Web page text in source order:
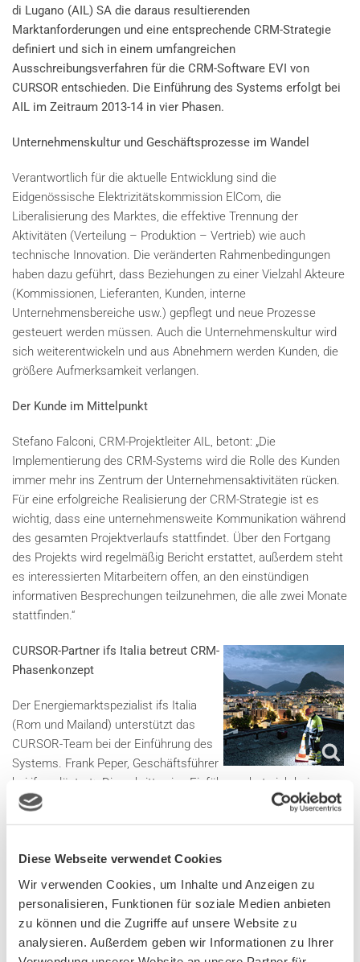
Diese Webseite verwendet Cookies
Wir verwenden Cookies, um Inhalte und Anzeigen zu
personalisieren, Funktionen für soziale Medien anbieten
zu können und die Zugriffe auf unsere Website zu
analysieren. Außerdem geben wir Informationen zu Ihrer
di Lugano (AIL) SA die daraus resultierenden
Marktanforderungen und eine entsprechende CRM-Strategie
definiert und sich in einem umfangreichen
Ausschreibungsverfahren für die CRM-Software EVI von
CURSOR entschieden. Die Einführung des Systems erfolgt bei
AIL im Zeitraum 2013-14 in vier Phasen.
Unternehmenskultur und Geschäftsprozesse im Wandel
Verantwortlich für die aktuelle Entwicklung sind die
Eidgenössische Elektrizitätskommission ElCom, die
Liberalisierung des Marktes, die effektive Trennung der
Aktivitäten (Verteilung – Produktion – Vertrieb) wie auch
technische Innovation. Die veränderten Rahmenbedingungen
haben dazu geführt, dass Beziehungen zu einer Vielzahl Akteure
(Kommissionen, Lieferanten, Kunden, interne
Unternehmensbereiche usw.) gepflegt und neue Prozesse
gesteuert werden müssen. Auch die Unternehmenskultur wird
sich weiterentwickeln und aus Abnehmern werden Kunden, die
größere Aufmerksamkeit verlangen.
Der Kunde im Mittelpunkt
Stefano Falconi, CRM-Projektleiter AIL, betont: „Die
Implementierung des CRM-Systems wird die Rolle des Kunden
immer mehr ins Zentrum der Unternehmensaktivitäten rücken.
Für eine erfolgreiche Realisierung der CRM-Strategie ist es
wichtig, dass eine unternehmensweite Kommunikation während
des gesamten Projektverlaufs stattfindet. Über den Fortgang
des Projekts wird regelmäßig Bericht erstattet, außerdem steht
es interessierten Mitarbeitern offen, an den einstündigen
informativen Besprechungen teilzunehmen, die alle zwei Monate
stattfinden.“
CURSOR-Partner ifs Italia betreut CRM-
Phasenkonzept
Der Energiemarktspezialist ifs Italia
(Rom und Mailand) unterstützt das
CURSOR-Team bei der Einführung des
Systems. Frank Peper, Geschäftsführer
bei ifs, erläutert: „Die schrittweise Einführung hat sich bei
solchen Projektvolumen bewährt. Damit vermeiden wir eine
übermäßige Belastung im Tagesgeschäft, was auch der
•Phase 1, Produktivsetzung Mai 2013
Basisfunktionen in Marketing und Vertrieb für die